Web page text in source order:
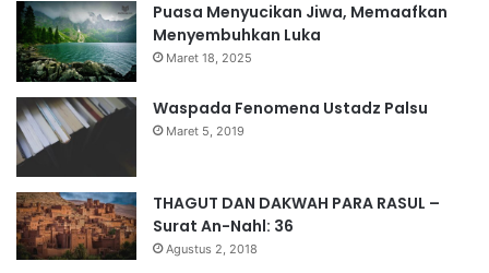
Puasa Menyucikan Jiwa, Memaafkan
Menyembuhkan Luka
Maret 18, 2025
Waspada Fenomena Ustadz Palsu
Maret 5, 2019
THAGUT DAN DAKWAH PARA RASUL –
Surat An-Nahl: 36
Agustus 2, 2018